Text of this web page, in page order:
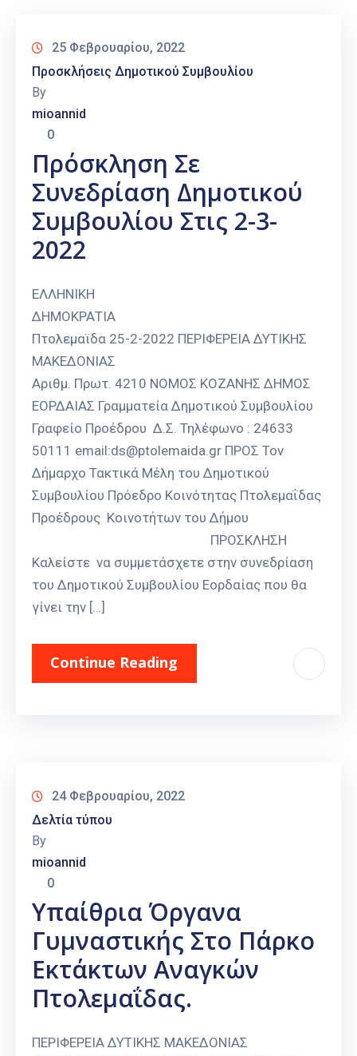
25 Φεβρουαρίου, 2022
Προσκλήσεις Δημοτικού Συμβουλίου
By
mioannid
0
Πρόσκληση Σε
Συνεδρίαση Δημοτικού
Συμβουλίου Στις 2-3-
2022
ΕΛΛΗΝΙΚΗ
Πτολεμαϊδα 25-2-2022 ΠΕΡΙΦΕΡΕΙΑ ΔΥΤΙΚΗΣ
ΜΑΚΕΔΟΝΙΑΣ
Αριθμ. Πρωτ. 4210 ΝΟΜΟΣ ΚΟΖΑΝΗΣ ΔΗΜΟΣ
ΕΟΡΔΑΙΑΣ Γραμματεία Δημοτικού Συμβουλίου
Γραφείο Προέδρου Δ.Σ. Τηλέφωνο : 24633
50111 email:ds@ptolemaida.gr ΠΡΟΣ Τον
Δήμαρχο Τακτικά Μέλη του Δημοτικού
Συμβουλίου Πρόεδρο Κοινότητας Πτολεμαΐδας
Προέδρους Κοινοτήτων του Δήμου
ΠΡΟΣΚΛΗΣΗ
Καλείστε να συμμετάσχετε στην συνεδρίαση
του Δημοτικού Συμβουλίου Εορδαίας που θα
γίνει την […]
Continue Reading
24 Φεβρουαρίου, 2022
Δελτία τύπου
By
mioannid
0
Υπαίθρια Όργανα
Γυμναστικής Στο Πάρκο
Εκτάκτων Αναγκών
Πτολεμαΐδας.
ΠΕΡΙΦΕΡΕΙΑ ΔΥΤΙΚΗΣ ΜΑΚΕΔΟΝΙΑΣ